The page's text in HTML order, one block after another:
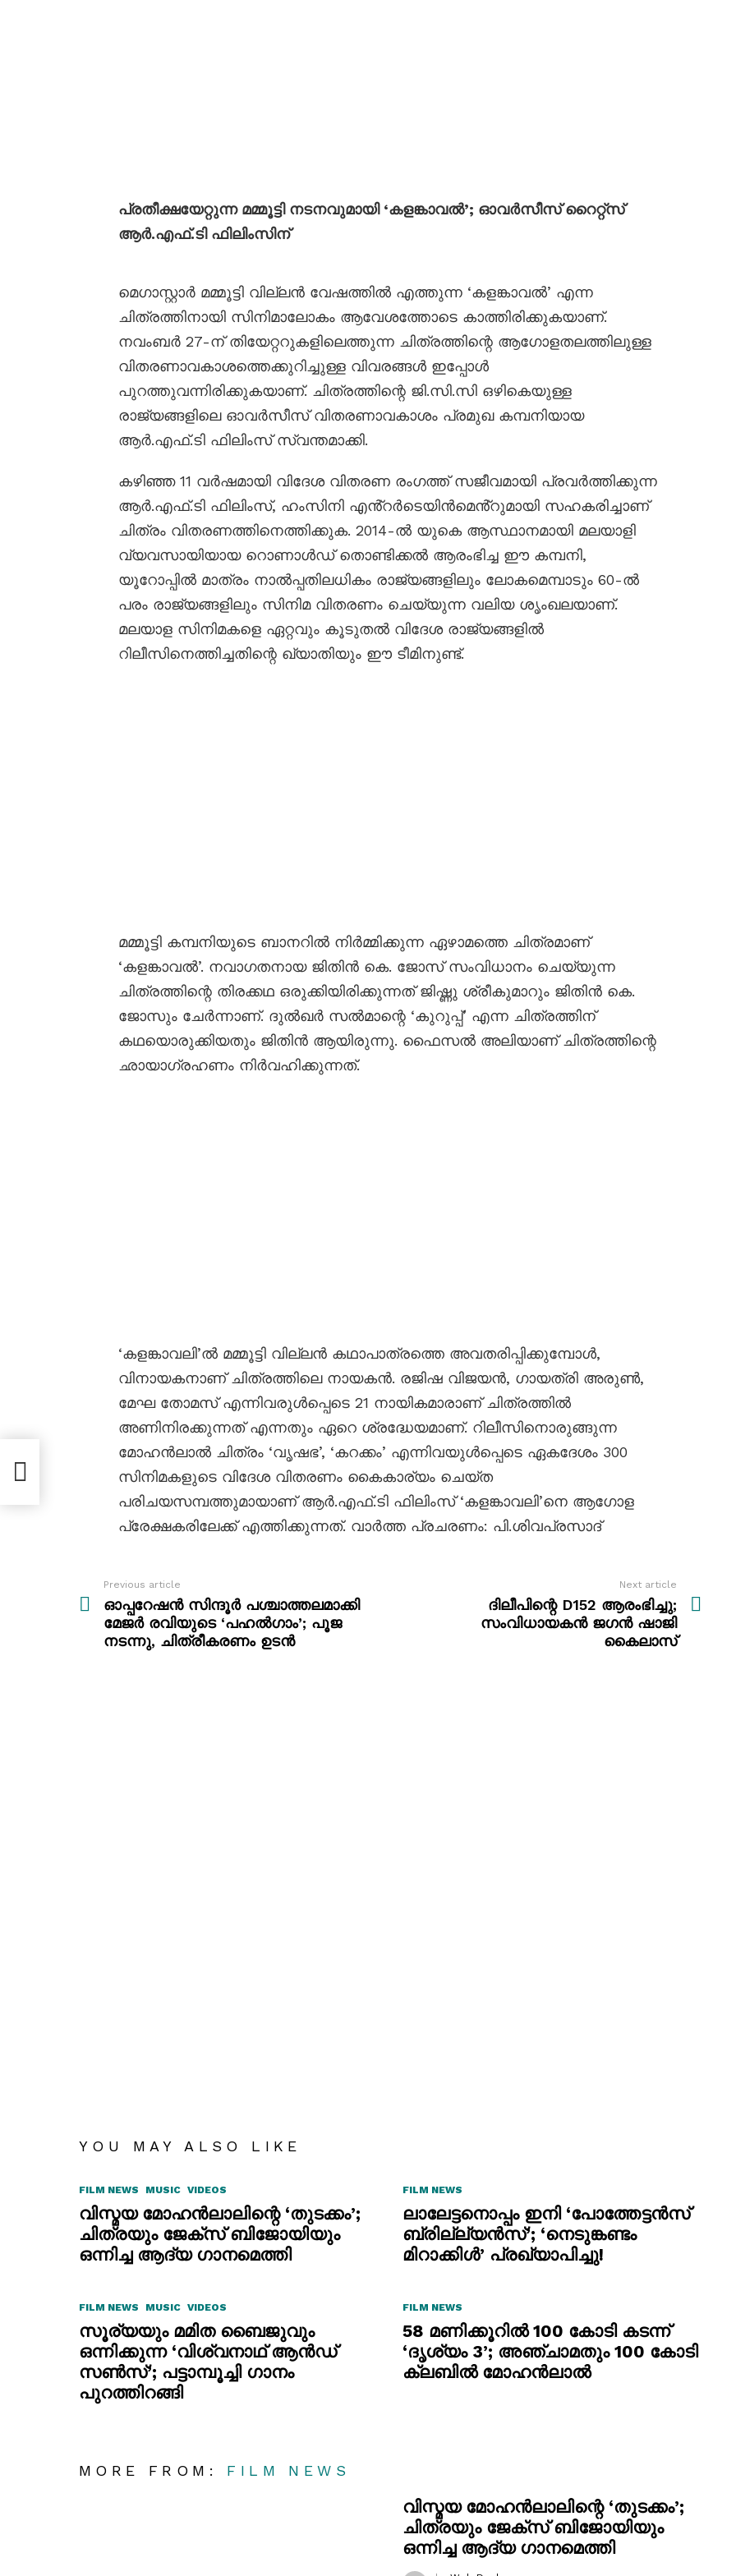
പ്രതീക്ഷയേറ്റുന്ന മമ്മൂട്ടി നടനവുമായി ‘കളങ്കാവൽ’; ഓവർസീസ് റൈറ്റ്സ്
ആർ.എഫ്.ടി ഫിലിംസിന്
മെഗാസ്റ്റാർ മമ്മൂട്ടി വില്ലൻ വേഷത്തിൽ എത്തുന്ന ‘കളങ്കാവൽ’ എന്ന
ചിത്രത്തിനായി സിനിമാലോകം ആവേശത്തോടെ കാത്തിരിക്കുകയാണ്.
നവംബർ 27-ന് തിയേറ്ററുകളിലെത്തുന്ന ചിത്രത്തിന്റെ ആഗോളതലത്തിലുള്ള
വിതരണാവകാശത്തെക്കുറിച്ചുള്ള വിവരങ്ങൾ ഇപ്പോൾ
പുറത്തുവന്നിരിക്കുകയാണ്. ചിത്രത്തിന്റെ ജി.സി.സി ഒഴികെയുള്ള
രാജ്യങ്ങളിലെ ഓവർസീസ് വിതരണാവകാശം പ്രമുഖ കമ്പനിയായ
ആർ.എഫ്.ടി ഫിലിംസ് സ്വന്തമാക്കി.
കഴിഞ്ഞ 11 വർഷമായി വിദേശ വിതരണ രംഗത്ത് സജീവമായി പ്രവർത്തിക്കുന്ന
ആർ.എഫ്.ടി ഫിലിംസ്, ഹംസിനി എൻ്റർടെയിൻമെൻ്റുമായി സഹകരിച്ചാണ്
ചിത്രം വിതരണത്തിനെത്തിക്കുക. 2014-ൽ യുകെ ആസ്ഥാനമായി മലയാളി
വ്യവസായിയായ റൊണാൾഡ് തൊണ്ടിക്കൽ ആരംഭിച്ച ഈ കമ്പനി,
യൂറോപ്പിൽ മാത്രം നാൽപ്പതിലധികം രാജ്യങ്ങളിലും ലോകമെമ്പാടും 60-ൽ
പരം രാജ്യങ്ങളിലും സിനിമ വിതരണം ചെയ്യുന്ന വലിയ ശൃംഖലയാണ്.
മലയാള സിനിമകളെ ഏറ്റവും കൂടുതൽ വിദേശ രാജ്യങ്ങളിൽ
റിലീസിനെത്തിച്ചതിന്റെ ഖ്യാതിയും ഈ ടീമിനുണ്ട്.
മമ്മൂട്ടി കമ്പനിയുടെ ബാനറിൽ നിർമ്മിക്കുന്ന ഏഴാമത്തെ ചിത്രമാണ്
‘കളങ്കാവൽ’. നവാഗതനായ ജിതിൻ കെ. ജോസ് സംവിധാനം ചെയ്യുന്ന
ചിത്രത്തിന്റെ തിരക്കഥ ഒരുക്കിയിരിക്കുന്നത് ജിഷ്ണു ശ്രീകുമാറും ജിതിൻ കെ.
ജോസും ചേർന്നാണ്. ദുൽഖർ സൽമാന്റെ ‘കുറുപ്പ്’ എന്ന ചിത്രത്തിന്
കഥയൊരുക്കിയതും ജിതിൻ ആയിരുന്നു. ഫൈസൽ അലിയാണ് ചിത്രത്തിന്റെ
ഛായാഗ്രഹണം നിർവഹിക്കുന്നത്.
‘കളങ്കാവലി’ൽ മമ്മൂട്ടി വില്ലൻ കഥാപാത്രത്തെ അവതരിപ്പിക്കുമ്പോൾ,
വിനായകനാണ് ചിത്രത്തിലെ നായകൻ. രജിഷ വിജയൻ, ഗായത്രി അരുൺ,
മേഘ തോമസ് എന്നിവരുൾപ്പെടെ 21 നായികമാരാണ് ചിത്രത്തിൽ
അണിനിരക്കുന്നത് എന്നതും ഏറെ ശ്രദ്ധേയമാണ്. റിലീസിനൊരുങ്ങുന്ന
മോഹൻലാൽ ചിത്രം ‘വൃഷഭ’, ‘കറക്കം’ എന്നിവയുൾപ്പെടെ ഏകദേശം 300
സിനിമകളുടെ വിദേശ വിതരണം കൈകാര്യം ചെയ്ത
പരിചയസമ്പത്തുമായാണ് ആർ.എഫ്.ടി ഫിലിംസ് ‘കളങ്കാവലി’നെ ആഗോള
പ്രേക്ഷകരിലേക്ക് എത്തിക്കുന്നത്. വാർത്ത പ്രചരണം: പി.ശിവപ്രസാദ്
more
Previous article
ഓപ്പറേഷൻ സിന്ദൂർ പശ്ചാത്തലമാക്കി
മേജർ രവിയുടെ ‘പഹൽഗാം’; പൂജ
നടന്നു, ചിത്രീകരണം ഉടൻ
Next article
ദിലീപിന്റെ D152 ആരംഭിച്ചു;
സംവിധായകൻ ജഗൻ ഷാജി
കൈലാസ്
YOU MAY ALSO LIKE
FILM NEWS MUSIC VIDEOS
വിസ്മയ മോഹൻലാലിന്റെ ‘തുടക്കം’;
ചിത്രയും ജേക്സ് ബിജോയിയും
ഒന്നിച്ച ആദ്യ ഗാനമെത്തി
FILM NEWS
ലാലേട്ടനൊപ്പം ഇനി ‘പോത്തേട്ടൻസ്
ബ്രില്ല്യൻസ്’; ‘നെടുങ്കണ്ടം
മിറാക്കിൾ’ പ്രഖ്യാപിച്ചു!
FILM NEWS MUSIC VIDEOS
സൂര്യയും മമിത ബൈജുവും
ഒന്നിക്കുന്ന ‘വിശ്വനാഥ് ആൻഡ്
സൺസ്’; പട്ടാമ്പൂച്ചി ഗാനം
പുറത്തിറങ്ങി
FILM NEWS
58 മണിക്കൂറിൽ 100 കോടി കടന്ന്
‘ദൃശ്യം 3’; അഞ്ചാമതും 100 കോടി
ക്ലബിൽ മോഹൻലാൽ
MORE FROM: FILM NEWS
വിസ്മയ മോഹൻലാലിന്റെ ‘തുടക്കം’;
ചിത്രയും ജേക്സ് ബിജോയിയും
ഒന്നിച്ച ആദ്യ ഗാനമെത്തി